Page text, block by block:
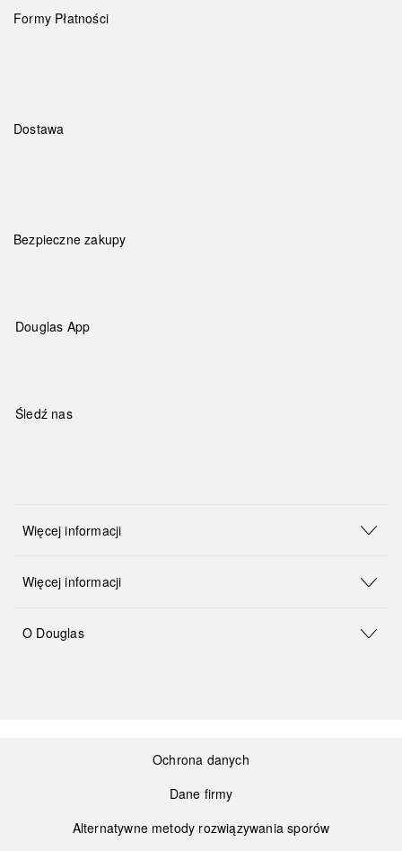
Formy Płatności
Dostawa
Bezpieczne zakupy
Douglas App
Śledź nas
Więcej informacji
Więcej informacji
O Douglas
Ochrona danych
Dane firmy
Alternatywne metody rozwiązywania sporów